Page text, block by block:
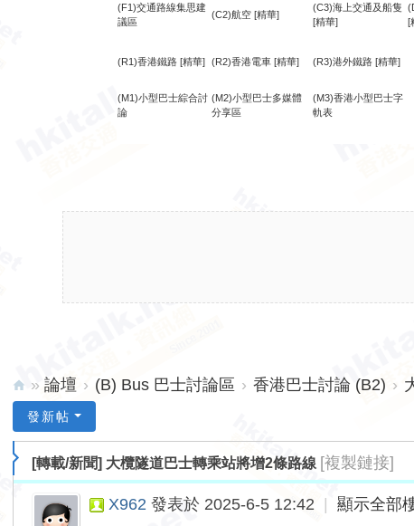
(F1)交通路線集思建
議區
(C2)航空 [精華]
(C3)海上交通及船隻
[精華]
[
(R1)香港鐵路 [精華] (R2)香港電車 [精華] (R3)港外鐵路 [精華]
(M1)小型巴士綜合討
論
(M2)小型巴士多媒體
分享區
(M3)香港小型巴士字
軌表
lk.
» 論壇 › (B) Bus 巴士討論區 › 香港巴士討論 (B2) ›
發新帖
[轉載/新聞] 大欖隧道巴士轉乘站將增2條路線 [複製鏈接]
X962 發表於 2025-6-5 12:42 顯示全部